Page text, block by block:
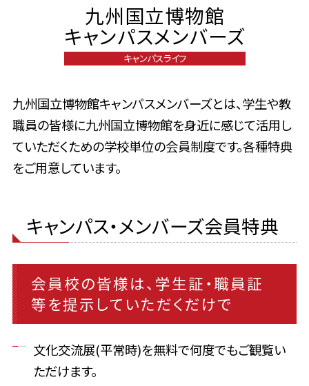
九州国立博物館
キャンパスメンバーズ
キャンパスライフ
九州国立博物館キャンパスメンバーズとは、学生や教
職員の皆様に九州国立博物館を身近に感じて活用し
ていただくための学校単位の会員制度です。各種特典
をご用意しています。
キャンパス・メンバーズ会員特典
会員校の皆様は、学生証・職員証
等を提示していただくだけで
文化交流展(平常時)を無料で何度でもご観覧い
ただけます。